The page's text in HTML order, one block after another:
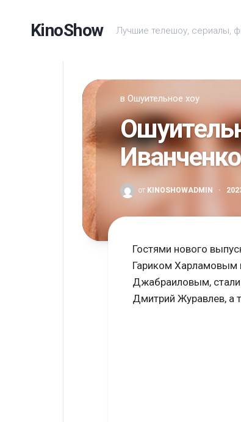
содержаниюKinoShow Лучшие телешоу, сериалы,
в Ошуительное хоу
от KINOSHOWADMIN ·
Гостями нового
Гариком Харламовым
Джабраиловым, стали
Дмитрий Журавлев, а